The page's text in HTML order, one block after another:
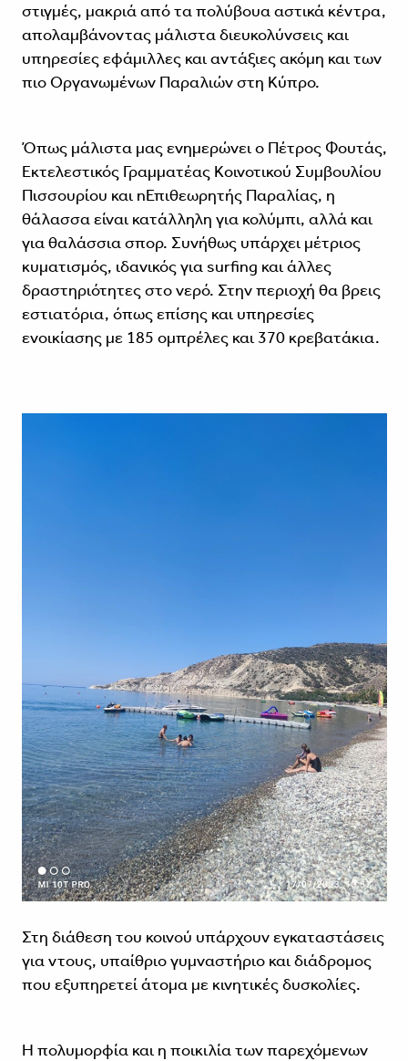
στιγμές, μακριά από τα πολύβουα αστικά κέντρα,
απολαμβάνοντας μάλιστα διευκολύνσεις και
υπηρεσίες εφάμιλλες και αντάξιες ακόμη και των
πιο Οργανωμένων Παραλιών στη Κύπρο.
Όπως μάλιστα μας ενημερώνει ο Πέτρος Φουτάς,
Εκτελεστικός Γραμματέας Κοινοτικού Συμβουλίου
Πισσουρίου και nΕπιθεωρητής Παραλίας, η
θάλασσα είναι κατάλληλη για κολύμπι, αλλά και
για θαλάσσια σπορ. Συνήθως υπάρχει μέτριος
κυματισμός, ιδανικός για surfing και άλλες
δραστηριότητες στο νερό. Στην περιοχή θα βρεις
εστιατόρια, όπως επίσης και υπηρεσίες
ενοικίασης με 185 ομπρέλες και 370 κρεβατάκια.
Στη διάθεση του κοινού υπάρχουν εγκαταστάσεις
για ντους, υπαίθριο γυμναστήριο και διάδρομος
που εξυπηρετεί άτομα με κινητικές δυσκολίες.
Η πολυμορφία και η ποικιλία των παρεχόμενων